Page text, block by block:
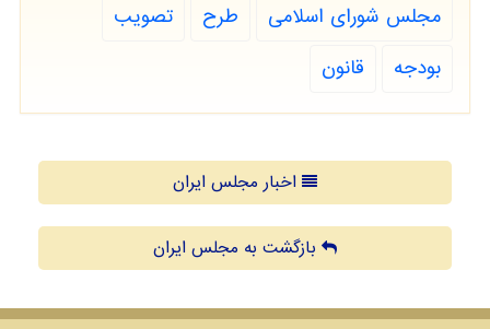
مجلس شورای اسلامی
طرح
تصویب
بودجه
قانون
اخبار مجلس ایران
بازگشت به مجلس ایران